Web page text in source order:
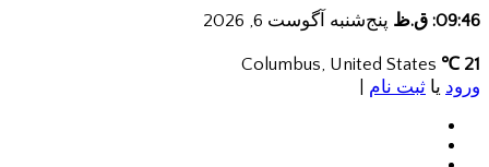
09:46: ق.ظ پنج‌شنبه آگوست 6, 2026
21 ℃
ورود یا ثبت نام